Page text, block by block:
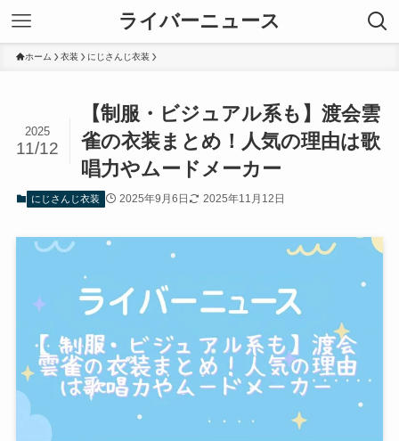
ライバーニュース
ホーム 衣装 にじさんじ衣装
【制服・ビジュアル系も】渡会雲
雀の衣装まとめ！人気の理由は歌
唱力やムードメーカー
2025
11/12
にじさんじ衣装 2025年9月6日 2025年11月12日